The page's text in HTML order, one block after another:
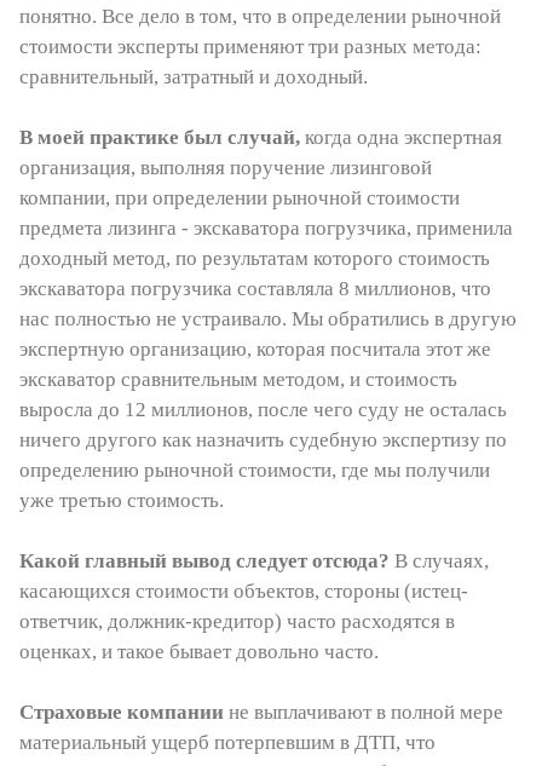
понятно. Все дело в том, что в определении рыночной
стоимости эксперты применяют три разных метода:
сравнительный, затратный и доходный.
В моей практике был случай, когда одна экспертная
организация, выполняя поручение лизинговой
компании, при определении рыночной стоимости
предмета лизинга - экскаватора погрузчика, применила
доходный метод, по результатам которого стоимость
экскаватора погрузчика составляла 8 миллионов, что
нас полностью не устраивало. Мы обратились в другую
экспертную организацию, которая посчитала этот же
экскаватор сравнительным методом, и стоимость
выросла до 12 миллионов, после чего суду не осталась
ничего другого как назначить судебную экспертизу по
определению рыночной стоимости, где мы получили
уже третью стоимость.
Какой главный вывод следует отсюда? В случаях,
касающихся стоимости объектов, стороны (истец-
ответчик, должник-кредитор) часто расходятся в
оценках, и такое бывает довольно часто.
Страховые компании не выплачивают в полной мере
материальный ущерб потерпевшим в ДТП, что